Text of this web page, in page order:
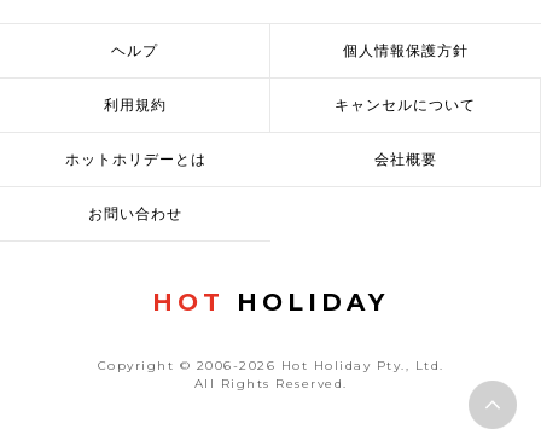
ヘルプ 個人情報保護方針
利用規約 キャンセルについて
ホットホリデーとは 会社概要
お問い合わせ
HOT HOLIDAY
Copyright © 2006-2026 Hot Holiday Pty., Ltd.
All Rights Reserved.